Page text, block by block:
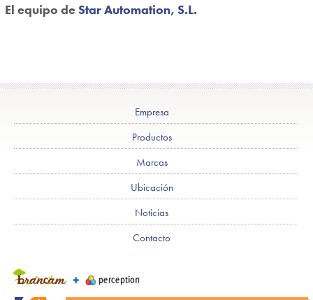
El equipo de Star Automation, S.L.
Empresa
Productos
Marcas
Ubicación
Noticias
Contacto